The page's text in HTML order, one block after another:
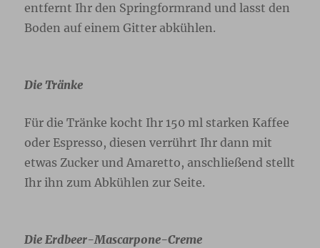
entfernt Ihr den Springformrand und lasst den
Boden auf einem Gitter abkühlen.
Die Tränke
Für die Tränke kocht Ihr 150 ml starken Kaffee
oder Espresso, diesen verrührt Ihr dann mit
etwas Zucker und Amaretto, anschließend stellt
Ihr ihn zum Abkühlen zur Seite.
Die Erdbeer-Mascarpone-Creme